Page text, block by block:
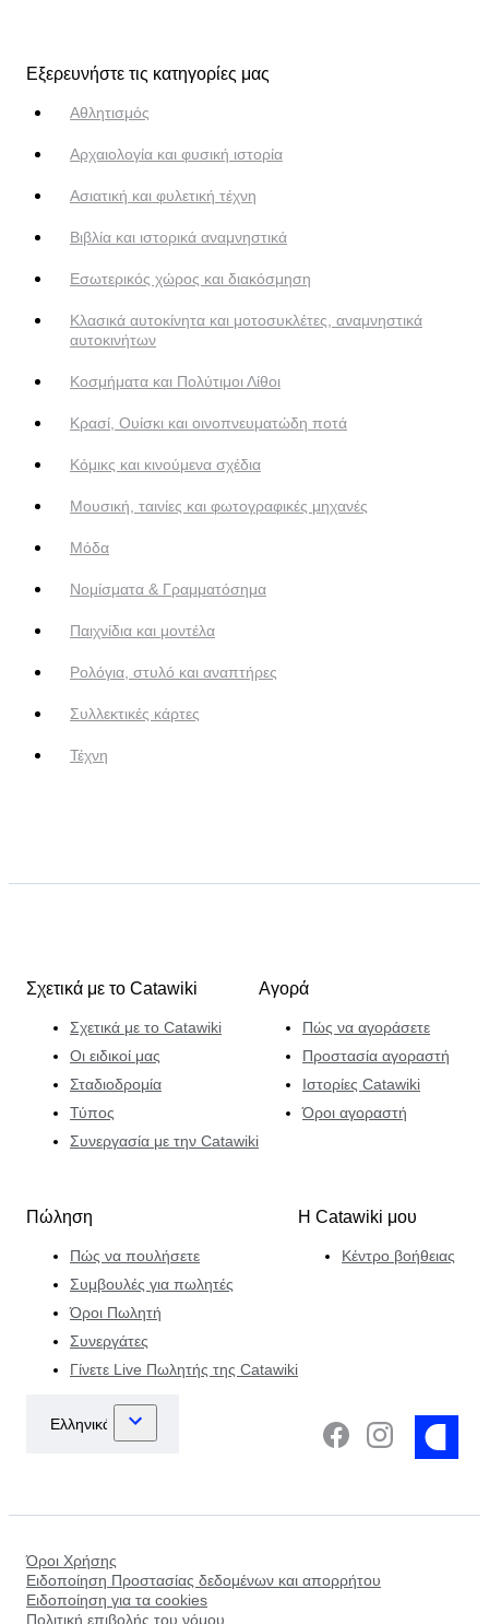
Εξερευνήστε τις κατηγορίες μας
Αθλητισμός
Αρχαιολογία και φυσική ιστορία
Ασιατική και φυλετική τέχνη
Βιβλία και ιστορικά αναμνηστικά
Εσωτερικός χώρος και διακόσμηση
Κλασικά αυτοκίνητα και μοτοσυκλέτες, αναμνηστικά
αυτοκινήτων
Κοσμήματα και Πολύτιμοι Λίθοι
Κρασί, Ουίσκι και οινοπνευματώδη ποτά
Κόμικς και κινούμενα σχέδια
Μουσική, ταινίες και φωτογραφικές μηχανές
Μόδα
Νομίσματα & Γραμματόσημα
Παιχνίδια και μοντέλα
Ρολόγια, στυλό και αναπτήρες
Συλλεκτικές κάρτες
Τέχνη
Σχετικά με το Catawiki
Σχετικά με το Catawiki
Οι ειδικοί μας
Σταδιοδρομία
Τύπος
Συνεργασία με την Catawiki
Αγορά
Πώς να αγοράσετε
Προστασία αγοραστή
Ιστορίες Catawiki
Όροι αγοραστή
Πώληση
Πώς να πουλήσετε
Συμβουλές για πωλητές
Όροι Πωλητή
Συνεργάτες
Γίνετε Live Πωλητής της Catawiki
Η Catawiki μου
Κέντρο βοήθειας
Όροι Χρήσης
Ειδοποίηση Προστασίας δεδομένων και απορρήτου
Ειδοποίηση για τα cookies
Πολιτική επιβολής του νόμου